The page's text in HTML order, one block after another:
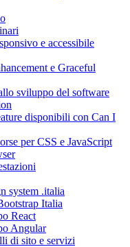
e accessibile
e Graceful
sviluppo del software
disponibili con Can I
per CSS e JavaScript
system .italia
Italia
React
Angular
di sito e servizi